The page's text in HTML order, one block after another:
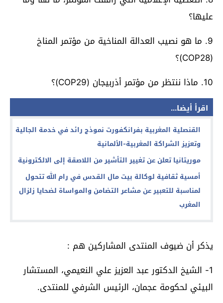
عليها؟
9. ما هو نصيب العدالة المناخية من مؤتمر المناخ
(COP28)؟
10. ماذا ننتظر من مؤتمر أذربيجان (COP29)؟
اقرأ أيضا...
القنصلية المغربية بفرانكفورت نموذج رائد في خدمة الجالية
وتعزيز الشراكة المغربية-الألمانية
موريتانيا تعلن عن تغيير التأشير من اللاصقة إلى الالكترونية
أمسية ثقافية لوكالة بيت مال القدس في رام الله تتحول
لمناسبة للتعبير عن مشاعر التضامن والمواساة لضحايا زلزال
المغرب
يذكر أن ضيوف المنتدى المشاركين هم :
1- الشيخ الدكتور عبد العزيز علي النعيمي، المستشار
البيئي لحكومة عجمان، الرئيس الشرفي للمنتدى.